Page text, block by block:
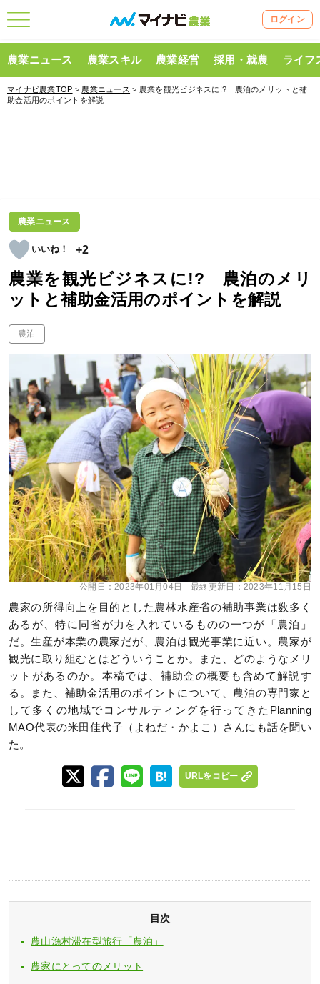
ログイン
農業ニュース 農業スキル 農業経営 採用・就農 ライフ
マイナビ農業TOP > 農業ニュース > 農業を観光ビジネスに!? 農泊のメリットと補
助金活用のポイントを解説
農業ニュース
+2
農業を観光ビジネスに!? 農泊のメリ
ットと補助金活用のポイントを解説
農泊
公開日：2023年01月04日 最終更新日： 2023年11月15日
農家の所得向上を目的とした農林水産省の補助事業は数多く
あるが、特に同省が力を入れているものの一つが「農泊」
だ。生産が本業の農家だが、農泊は観光事業に近い。農家が
観光に取り組むとはどういうことか。また、どのようなメリ
ットがあるのか。本稿では、補助金の概要も含めて解説す
る。また、補助金活用のポイントについて、農泊の専門家と
して多くの地域でコンサルティングを行ってきたPlanning
MAO代表の米田佳代子（よねだ・かよこ）さんにも話を聞い
た。
URLをコピー
目次
農山漁村滞在型旅行「農泊」
農家にとってのメリット